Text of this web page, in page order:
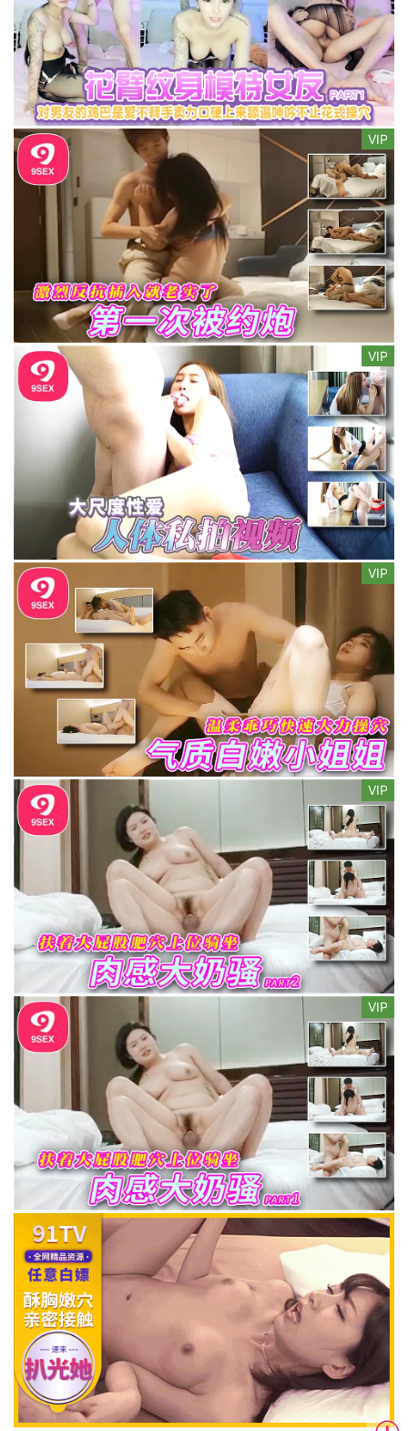
VIP
VIP
VIP
VIP
VIP